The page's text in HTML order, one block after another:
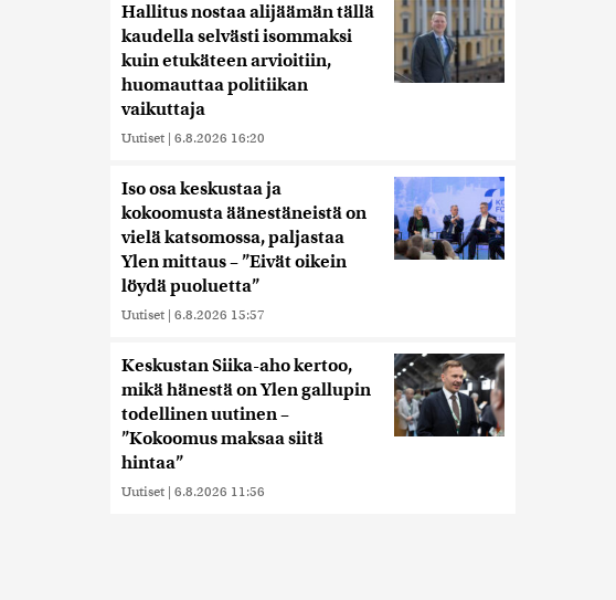
Hallitus nostaa alijäämän tällä
kaudella selvästi isommaksi
kuin etukäteen arvioitiin,
huomauttaa politiikan
vaikuttaja
Uutiset | 6.8.2026 16:20
Iso osa keskustaa ja
kokoomusta äänestäneistä on
vielä katsomossa, paljastaa
Ylen mittaus – ”Eivät oikein
löydä puoluetta”
Uutiset | 6.8.2026 15:57
Keskustan Siika-aho kertoo,
mikä hänestä on Ylen gallupin
todellinen uutinen –
”Kokoomus maksaa siitä
hintaa”
Uutiset | 6.8.2026 11:56